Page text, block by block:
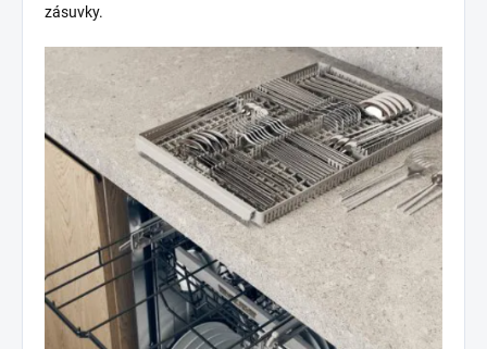
zásuvky.